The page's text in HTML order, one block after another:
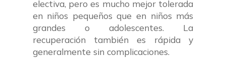
electiva, pero es mucho mejor tolerada
en niños pequeños que en niños más
grandes o adolescentes. La
recuperación también es rápida y
generalmente sin complicaciones.